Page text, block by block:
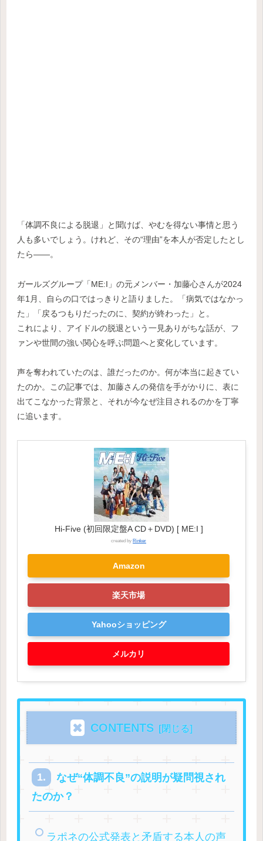
「体調不良による脱退」と聞けば、やむを得ない事情と思う
人も多いでしょう。けれど、その“理由”を本人が否定したとし
たら――。
ガールズグループ「ME:I」の元メンバー・加藤心さんが2024
年1月、自らの口ではっきりと語りました。「病気ではなかっ
た」「戻るつもりだったのに、契約が終わった」と。
これにより、アイドルの脱退という一見ありがちな話が、フ
ァンや世間の強い関心を呼ぶ問題へと変化しています。
声を奪われていたのは、誰だったのか。何が本当に起きてい
たのか。この記事では、加藤さんの発信を手がかりに、表に
出てこなかった背景と、それが今なぜ注目されるのかを丁寧
に追います。
Hi-Five (初回限定盤A CD＋DVD) [ ME:I ]
created by Rinker
Amazon
楽天市場
Yahooショッピング
メルカリ
CONTENTS
なぜ“体調不良”の説明が疑問視され
たのか？
ラポネの公式発表と矛盾する本人の声